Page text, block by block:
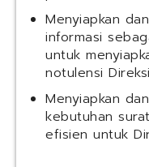
Menyiapkan
informasi
untuk
notulensi
Menyiapkan
kebutuhan
efisien untuk